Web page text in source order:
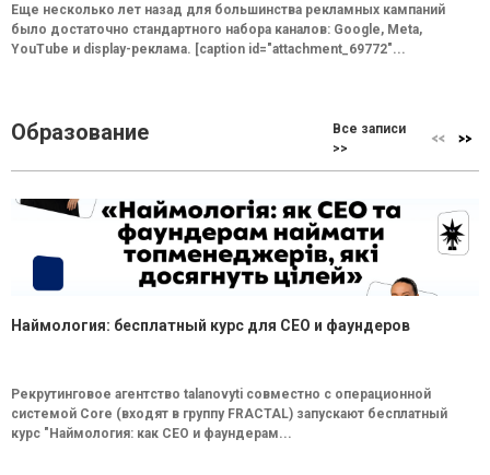
Еще несколько лет назад для большинства рекламных кампаний
было достаточно стандартного набора каналов: Google, Meta,
YouTube и display-реклама. [caption id="attachment_69772"...
Образование
Все записи
>>
Наймология: бесплатный курс для CEO и фаундеров
Рекрутинговое агентство talanovyti совместно с операционной
системой Core (входят в группу FRACTAL) запускают бесплатный
курс "Наймология: как СEO и фаундерам...